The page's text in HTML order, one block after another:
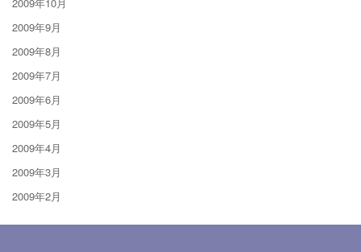
2009年9月
2009年8月
2009年7月
2009年6月
2009年5月
2009年4月
2009年3月
2009年2月